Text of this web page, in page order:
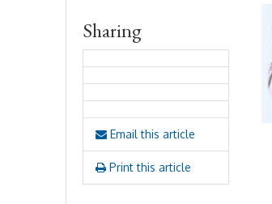
,
2
0
Sharing
Email this article
Print this article